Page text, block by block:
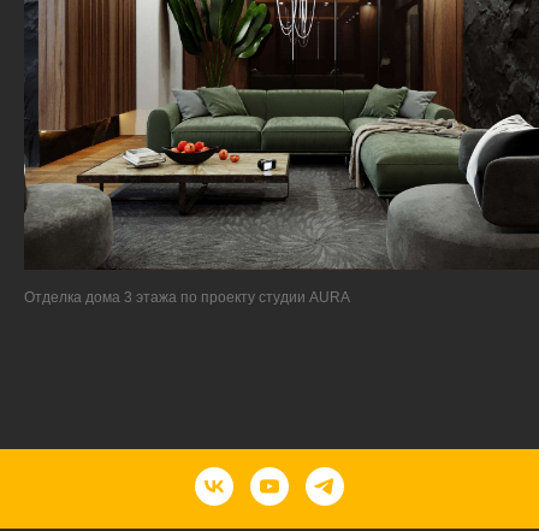
Отделка дома 3 этажа по проекту студии AURA